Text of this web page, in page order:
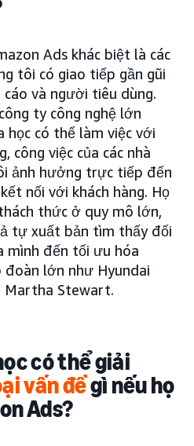
Ads khác biệt là các
tôi có giao tiếp gần gũi
và người tiêu dùng.
ty công nghệ lớn
học có thể làm việc với
công việc của các nhà
ảnh hưởng trực tiếp đến
nối với khách hàng. Họ
thức ở quy mô lớn,
tự xuất bản tìm thấy đối
mình đến tối ưu hóa
đoàn lớn như Hyundai
Martha Stewart.
có thể giải
vấn đềgì nếu họ
Ads?